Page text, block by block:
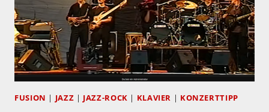
FUSION | JAZZ | JAZZ-ROCK | KLAVIER | KONZERTTIPP